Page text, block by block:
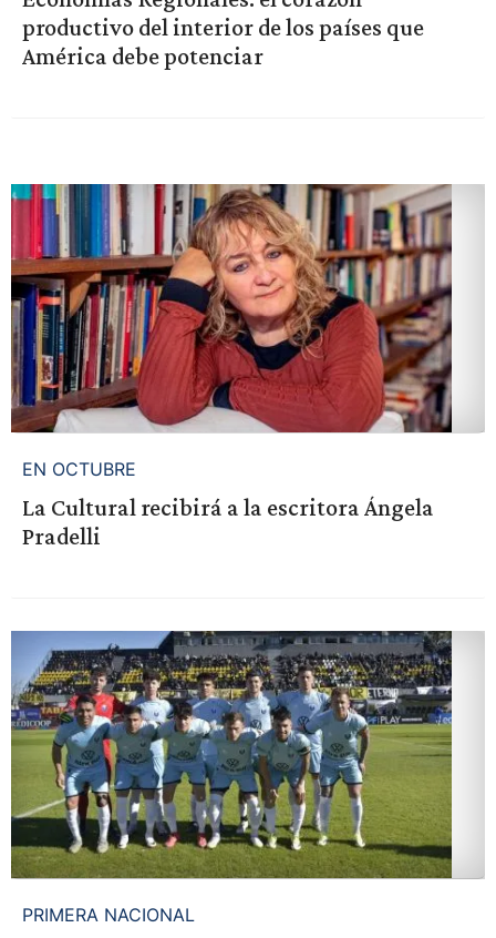
productivo del interior de los países que
América debe potenciar
EN OCTUBRE
La Cultural recibirá a la escritora Ángela
Pradelli
PRIMERA NACIONAL